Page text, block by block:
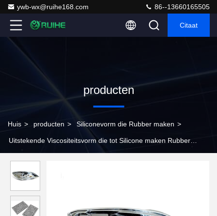
ywb-wx@ruihe168.com 86--13660165505
Citaat
producten
Huis > producten > Siliconevorm die Rubber maken >
Uitstekende Viscositeitsvorm die tot Silicone maken Rubber